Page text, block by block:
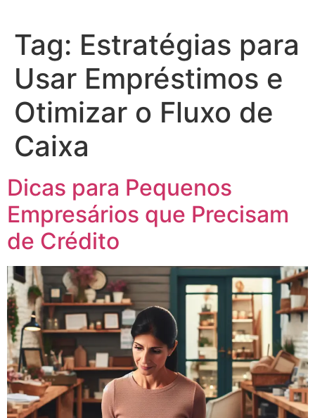
Tag: Estratégias para
Usar Empréstimos e
Otimizar o Fluxo de
Caixa
Dicas para Pequenos
Empresários que Precisam
de Crédito